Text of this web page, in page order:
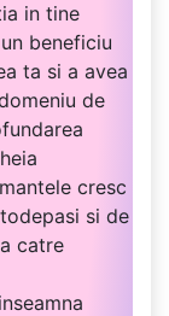
in tine
beneficiu
ta si a avea
de
cresc
si de
catre